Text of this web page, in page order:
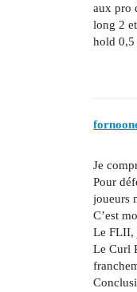
aux pro
long 2
hold 0,5
Je
Pour
joueurs
C’est
Le FLII,
Le Curl